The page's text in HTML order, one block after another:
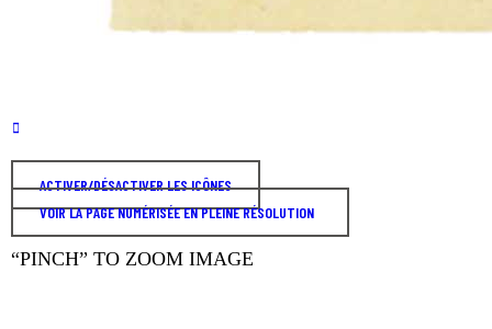
ACTIVER/DÉSACTIVER LES ICÔNES
VOIR LA PAGE NUMÉRISÉE EN PLEINE RÉSOLUTION
“PINCH” TO ZOOM IMAGE